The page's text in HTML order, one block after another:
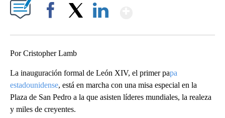
Por Cristopher Lamb
La inauguración formal de León XIV, el primer papa
estadounidense, está en marcha con una misa especial en la
Plaza de San Pedro a la que asisten líderes mundiales, la realeza
y miles de creyentes.